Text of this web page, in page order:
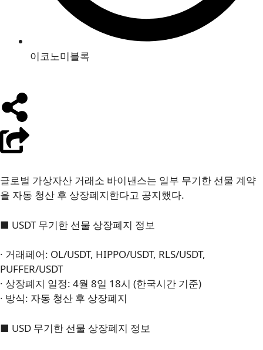
이코노미블록
글로벌 가상자산 거래소 바이낸스는 일부 무기한 선물 계약
을 자동 청산 후 상장폐지한다고 공지했다.
■ USDT 무기한 선물 상장폐지 정보
· 거래페어: OL/USDT, HIPPO/USDT, RLS/USDT,
PUFFER/USDT
· 상장폐지 일정: 4월 8일 18시 (한국시간 기준)
· 방식: 자동 청산 후 상장폐지
■ USD 무기한 선물 상장폐지 정보